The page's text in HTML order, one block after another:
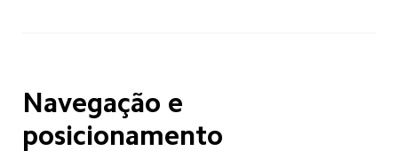
Navegação e
posicionamento